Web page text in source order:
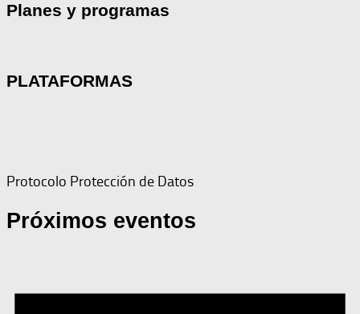
Planes y programas
PLATAFORMAS
Protocolo Protección de Datos
Próximos eventos